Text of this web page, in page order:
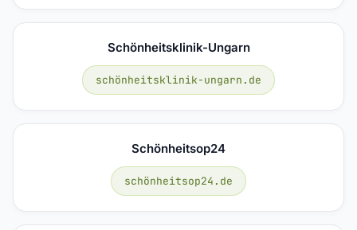
Schönheitsklinik-Ungarn
schönheitsklinik-ungarn.de
Schönheitsop24
schönheitsop24.de